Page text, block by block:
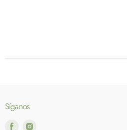
Síganos
Encuéntrenos